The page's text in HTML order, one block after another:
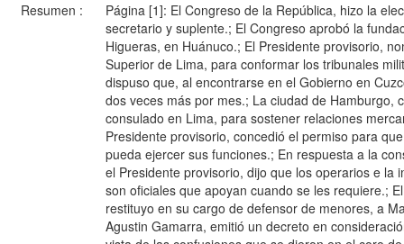
Resumen :
Página [1]: El Congreso de la República, hizo la
secretario y suplente.; El Congreso aprobó la
Higueras, en Huánuco.; El Presidente provisorio,
Superior de Lima, para conformar los tribunales
dispuso que, al encontrarse en el Gobierno en
dos veces más por mes.; La ciudad de Hamburgo,
consulado en Lima, para sostener relaciones
Presidente provisorio, concedió el permiso para
pueda ejercer sus funciones.; En respuesta a la
el Presidente provisorio, dijo que los operarios e la
son oficiales que apoyan cuando se les requiere.;
restituyo en su cargo de defensor de menores, a
Agustin Gamarra, emitió un decreto en